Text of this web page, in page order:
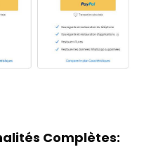
Complètes: